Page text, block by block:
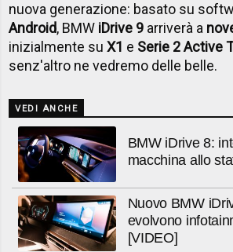
nuova generazione: basato su
Android, BMW iDrive 9 arriverà a
inizialmente suX1 e Serie 2 Active
senz'altro ne vedremo delle belle.
VEDI ANCHE
BMW iDrive 8:
macchina allo
Nuovo BMW
evolvono
[VIDEO]